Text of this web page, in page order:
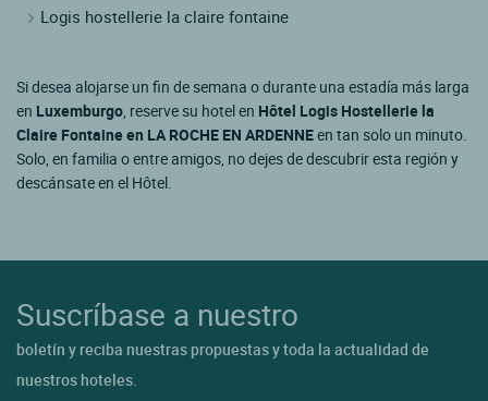
Logis hostellerie la claire fontaine
Si desea alojarse un fin de semana o durante una estadía más larga
en Luxemburgo, reserve su hotel en Hôtel Logis Hostellerie la
Claire Fontaine en LA ROCHE EN ARDENNEen tan solo un minuto.
Solo, en familia o entre amigos, no dejes de descubrir esta región y
descánsate en el Hôtel.
Suscríbase a nuestro
boletín y reciba nuestras propuestas y toda la actualidad de
nuestros hoteles.